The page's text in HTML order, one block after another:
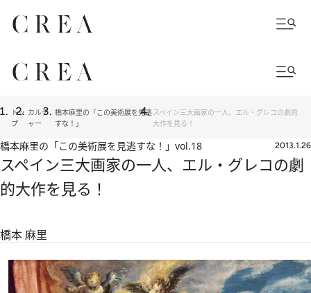
トッ
プ
カルチ
ャー
橋本麻里の「この美術展を見逃
すな！」
スペイン三大画家の一人、エル・グレコの劇的
大作を見る！
橋本麻里の「この美術展を見逃すな！」 vol.18 2013.1.26
スペイン三大画家の一人、エル・グレコの劇
的大作を見る！
橋本 麻里